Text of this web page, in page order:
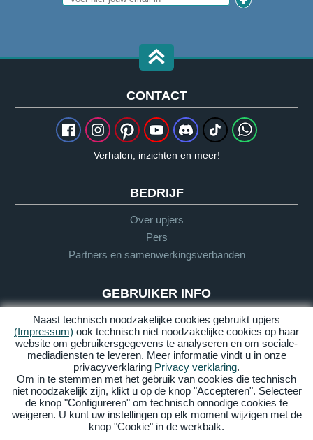
CONTACT
Verhalen, inzichten en meer!
BEDRIJF
Over upjers
Pers
Partners en samenwerkingsverbanden
GEBRUIKER INFO
Woordenlijst
Richtlijnen
Support
Impressum Privacy AGV
Barrière
vrijheid
Naast technisch noodzakelijke cookies gebruikt upjers
(Impressum) ook technisch niet noodzakelijke cookies op haar
website om gebruikersgegevens te analyseren en om sociale-
mediadiensten te leveren. Meer informatie vindt u in onze
privacyverklaring Privacy verklaring.
Om in te stemmen met het gebruik van cookies die technisch
niet noodzakelijk zijn, klikt u op de knop "Accepteren". Selecteer
de knop "Configureren" om technisch onnodige cookies te
weigeren. U kunt uw instellingen op elk moment wijzigen met de
knop "Cookie" in de werkbalk.